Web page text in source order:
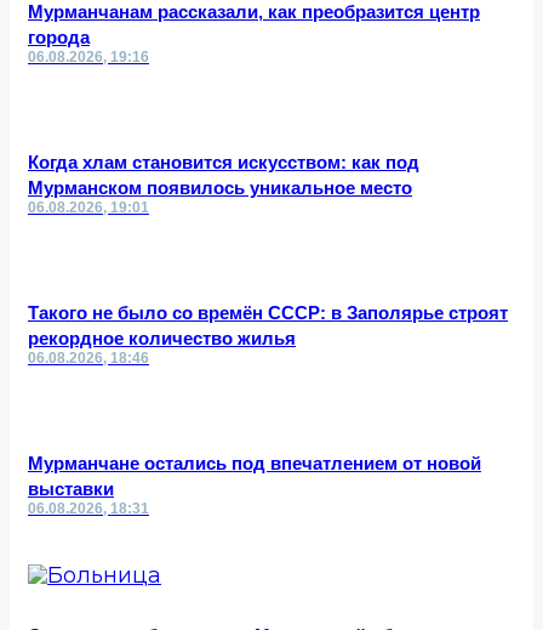
Мурманчанам рассказали, как преобразится центр
города
06.08.2026, 19:16
Когда хлам становится искусством: как под
Мурманском появилось уникальное место
06.08.2026, 19:01
Такого не было со времён СССР: в Заполярье строят
рекордное количество жилья
06.08.2026, 18:46
Мурманчане остались под впечатлением от новой
выставки
06.08.2026, 18:31